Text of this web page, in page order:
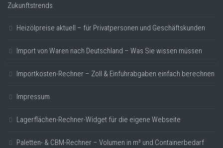
Zukunftstrends
Heizölpreise aktuell – für Privatpersonen und Geschäftskunden
Import von Waren nach Deutschland – Was Sie wissen müssen
Importkosten-Rechner – Zoll & Einfuhrabgaben einfach berechnen
Impressum
Lagerflächen-Rechner-Widget für die eigene Webseite
Paletten- & CBM-Rechner – Volumen in m³ und Containerbedarf